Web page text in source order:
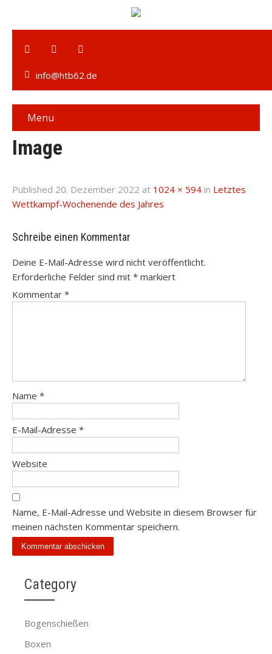
info@htb62.de
Menu
Image
Published 20. Dezember 2022 at 1024 × 594 in Letztes
Wettkampf-Wochenende des Jahres
Schreibe einen Kommentar
Deine E-Mail-Adresse wird nicht veröffentlicht.
Erforderliche Felder sind mit * markiert
Kommentar *
Name *
E-Mail-Adresse *
Website
Name, E-Mail-Adresse und Website in diesem Browser für
meinen nächsten Kommentar speichern.
Category
Bogenschießen
Boxen